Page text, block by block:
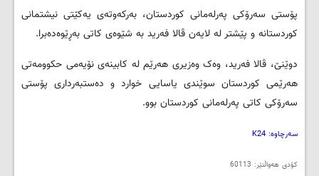
پۆستی سه‌رۆكی په‌رله‌مانی كوردستان، به‌ركه‌وته‌ی یه‌كێتی نیشتمانی
كوردستانه‌ و پێشتر له‌ لایه‌ن ڤالا فه‌رید به‌ شێوه‌ی كاتی به‌ڕێوه‌ده‌برا.
دوێنێ، ڤالا فه‌رید، وه‌ک وه‌زیری هه‌رێم له‌ كابینه‌ی نۆیه‌می حكوومه‌تی
هه‌رێمی كوردستان سوێندی یاسایی خوارد و ده‌ستبه‌رداری پۆستی
سه‌رۆكی كاتی په‌رله‌مانی كوردستان بوو.
سەرچاوە: K24
کۆدی هەواڵنێر: 60113